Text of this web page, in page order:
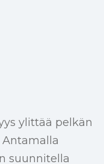
ylittää pelkän
suunnitella